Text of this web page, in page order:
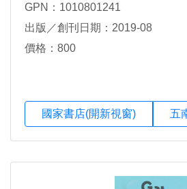
GPN：1010801241
出版／創刊日期：2019-08
價格：800
國家書店(開新視窗) 五